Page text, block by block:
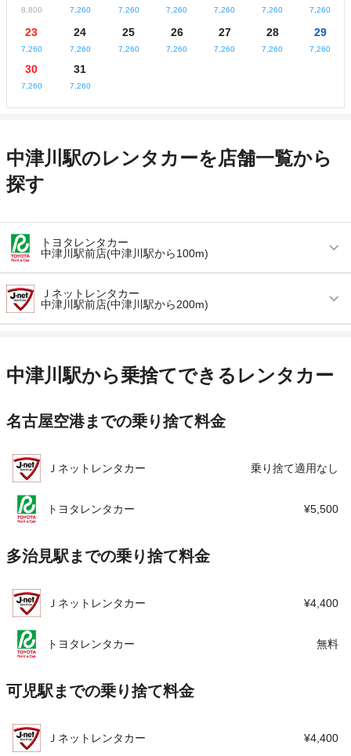
8,800 7,260 7,260 7,260 7,260 7,260 7,260
23
7,260
24
7,260
25
7,260
26
7,260
27
7,260
28
7,260
29
7,260
30
7,260
31
7,260
中津川駅のレンタカーを店舗一覧から
探す
トヨタレンタカー
中津川駅前店(中津川駅から100m)
営業時間 毎日 08:00 ～ 20:00
アクセス 中津川駅より徒歩で約2分（送迎なし）
店舗詳細 店舗詳細ページはこちら
Ｊネットレンタカー
中津川駅前店(中津川駅から200m)
アクセス 中津川駅より徒歩で約3分（送迎なし）
店舗詳細 店舗詳細ページはこちら
中津川駅から乗捨てできるレンタカー
名古屋空港までの乗り捨て料金
Ｊネットレンタカー 乗り捨て適用なし
トヨタレンタカー ¥5,500
多治見駅までの乗り捨て料金
Ｊネットレンタカー ¥4,400
トヨタレンタカー 無料
可児駅までの乗り捨て料金
Ｊネットレンタカー ¥4,400